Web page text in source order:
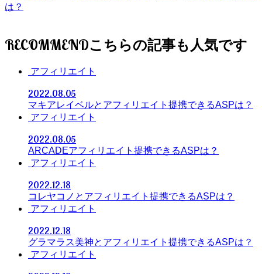
は？
RECOMMEND
アフィリエイト
2022.08.05
マキアレイベルとアフィリエイト提携できるASPは？
アフィリエイト
2022.08.05
ARCADEアフィリエイト提携できるASPは？
アフィリエイト
2022.12.18
コレヤコノとアフィリエイト提携できるASPは？
アフィリエイト
2022.12.18
グラマラス美神とアフィリエイト提携できるASPは？
アフィリエイト